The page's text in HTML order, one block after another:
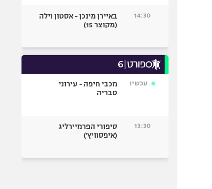
14:30
באיירן מינכן - אסטון וילה
(מקוצר 15)
עכשיו
מכבי חיפה - עירוני
טבריה
13:30
סיפורי הפרמיירליג
(איפסוויץ')